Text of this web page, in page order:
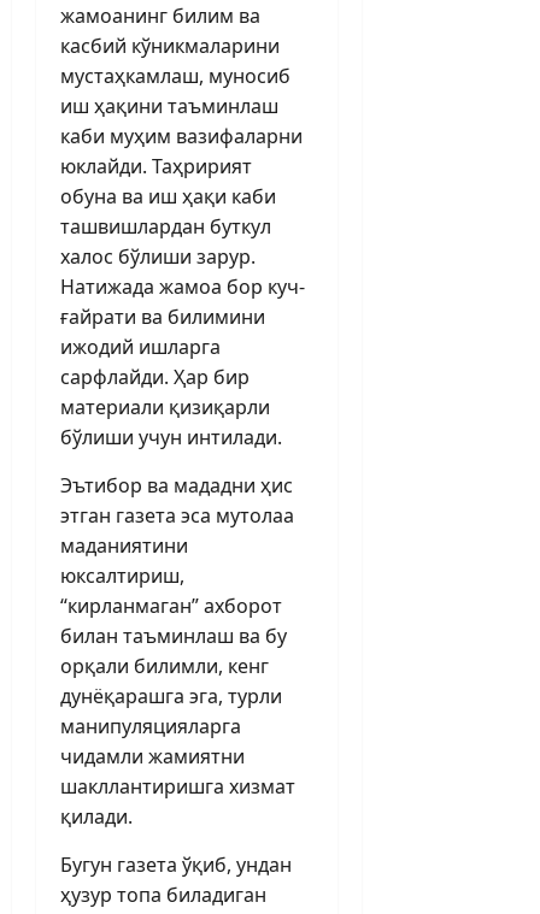
жамоанинг билим ва
касбий кўникмаларини
мустаҳкамлаш, муносиб
иш ҳақини таъминлаш
каби муҳим вазифаларни
юклайди. Таҳририят
обуна ва иш ҳақи каби
ташвишлардан буткул
халос бўлиши зарур.
Натижада жамоа бор куч-
ғайрати ва билимини
ижодий ишларга
сарфлайди. Ҳар бир
материали қизиқарли
бўлиши учун интилади.
Эътибор ва мададни ҳис
этган газета эса мутолаа
маданиятини
юксалтириш,
“кирланмаган” ахборот
билан таъминлаш ва бу
орқали билимли, кенг
дунёқарашга эга, турли
манипуляцияларга
чидамли жамиятни
шакллантиришга хизмат
қилади.
Бугун газета ўқиб, ундан
ҳузур топа биладиган